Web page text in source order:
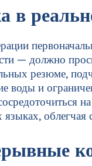
в
— должно
резюме,
воды и
языках,